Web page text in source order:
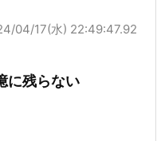
04/17(水) 22:49:47.92
に残らない